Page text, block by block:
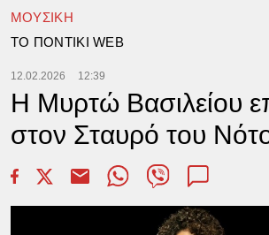
ΜΟΥΣΙΚΗ
TΟ ΠΟΝΤΙΚΙ WEB
12.02.2026 12:39
Η Μυρτώ Βασιλείου
στον Σταυρό του